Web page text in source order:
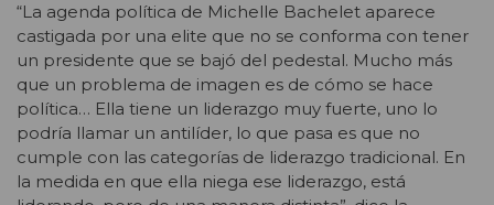
“La agenda política de Michelle Bachelet aparece
castigada por una elite que no se conforma con tener
un presidente que se bajó del pedestal. Mucho más
que un problema de imagen es de cómo se hace
política… Ella tiene un liderazgo muy fuerte, uno lo
podría llamar un antilíder, lo que pasa es que no
cumple con las categorías de liderazgo tradicional. En
la medida en que ella niega ese liderazgo, está